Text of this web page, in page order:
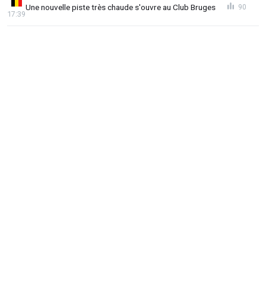
Une nouvelle piste très chaude s'ouvre au Club Bruges
17:39
90